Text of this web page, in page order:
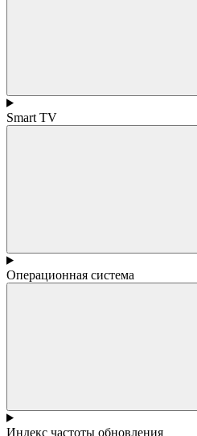
Smart TV
Операционная система
Индекс частоты обновления